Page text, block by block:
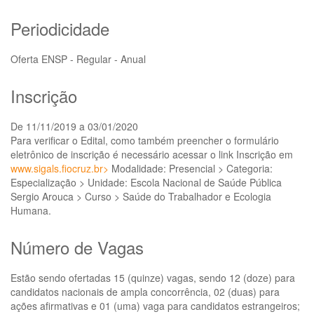
Periodicidade
Oferta ENSP - Regular - Anual
Inscrição
De 11/11/2019 a 03/01/2020
Para verificar o Edital, como também preencher o formulário
eletrônico de inscrição é necessário acessar o link Inscrição em
www.sigals.fiocruz.br> Modalidade: Presencial > Categoria:
Especialização > Unidade: Escola Nacional de Saúde Pública
Sergio Arouca > Curso > Saúde do Trabalhador e Ecologia
Humana.
Número de Vagas
Estão sendo ofertadas 15 (quinze) vagas, sendo 12 (doze) para
candidatos nacionais de ampla concorrência, 02 (duas) para
ações afirmativas e 01 (uma) vaga para candidatos estrangeiros;